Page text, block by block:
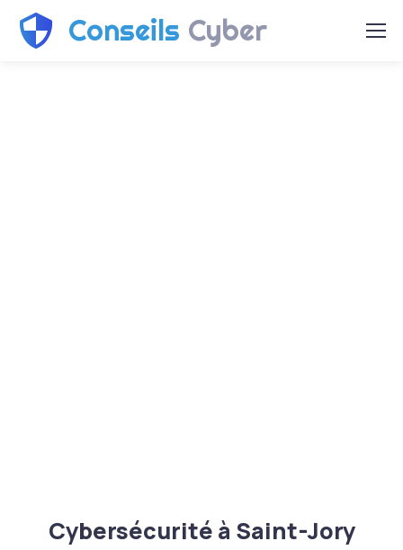
Conseils Cyber
Cybersécurité à Saint-Jory